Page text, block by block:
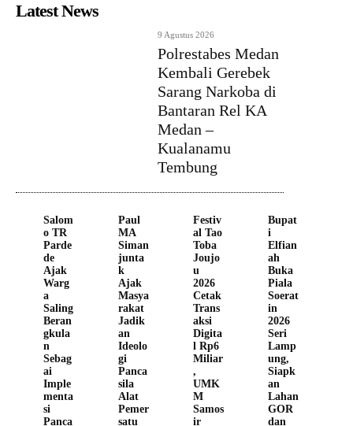
Latest News
9 Agustus 2026
Polrestabes Medan
Kembali Gerebek
Sarang Narkoba di
Bantaran Rel KA
Medan –
Kualanamu
Tembung
Salom
o TR
Parde
de
Ajak
Warg
a
Saling
Beran
gkula
n
Sebag
ai
Imple
menta
si
Panca
Paul
MA
Siman
junta
k
Ajak
Masya
rakat
Jadik
an
Ideolo
gi
Panca
sila
Alat
Pemer
satu
Festiv
al Tao
Toba
Joujo
u
2026
Cetak
Trans
aksi
Digita
l Rp6
Miliar
,
UMK
M
Samos
ir
Bupat
i
Elfian
ah
Buka
Piala
Soerat
in
2026
Seri
Lamp
ung,
Siapk
an
Lahan
GOR
dan